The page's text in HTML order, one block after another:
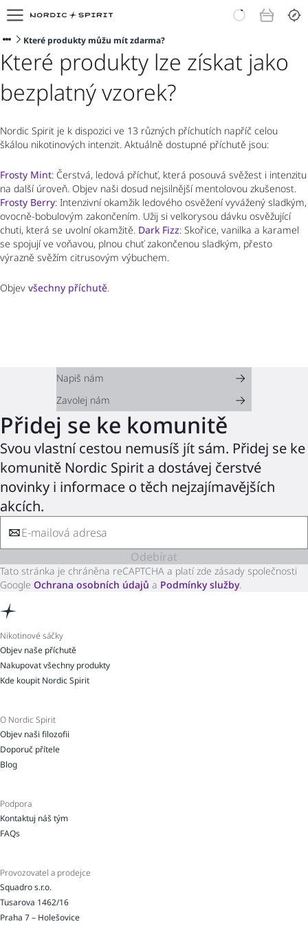
E-shop
O nás
Doporučit Nordic Spirit
Blog
Které produkty můžu mít zdarma?
Které produkty lze získat jako
bezplatný vzorek?
Nordic Spirit je k dispozici ve 13 různých příchutích napříč celou
škálou nikotinových intenzit. Aktuálně dostupné příchutě jsou:
Frosty Mint: Čerstvá, ledová příchuť, která posouvá svěžest i intenzitu
na další úroveň. Objev naši dosud nejsilnější mentolovou zkušenost.
Frosty Berry: Intenzivní okamžik ledového osvěžení vyvážený sladkým,
ovocně-bobulovým zakončením. Užij si velkorysou dávku osvěžující
chuti, která se uvolní okamžitě. Dark Fizz: Skořice, vanilka a karamel
se spojují ve voňavou, plnou chuť zakončenou sladkým, přesto
výrazně svěžím citrusovým výbuchem.
Objev všechny příchutě.
Napiš nám
Zavolej nám
Přidej se ke komunitě
Svou vlastní cestou nemusíš jít sám. Přidej se ke
komunitě Nordic Spirit a dostávej čerstvé
novinky i informace o těch nejzajímavějších
akcích.
Odebírat
Tato stránka je chráněna reCAPTCHA a platí zde zásady společnosti
Google Ochrana osobních údajů a Podmínky služby.
Nikotinové sáčky
Objev naše příchutě
Nakupovat všechny produkty
Kde koupit Nordic Spirit
O Nordic Spirit
Objev naši filozofii
Doporuč přítele
Blog
Podpora
Kontaktuj náš tým
FAQs
Provozovatel a prodejce
Squadro s.r.o.
Tusarova 1462/16
Praha 7 – Holešovice